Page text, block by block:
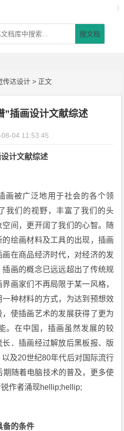
|
搜文档
传达设计 > 正文
”插画设计文献综述
04 11:53:45
计文献综述
画被广泛地用于社会的各个领
我们的视野，丰富了我们的头
间，更开阔了我们的心智。随
绘画材料及工具的出现，插画
在商品经济时代，对经济的发
画的概念已远远超出了传统规
画家们不再局限于某一风格，
种材料的方式，为达到预想效
使插画艺术的发展获得了更为
。在中国，插画虽然发展的较
．插画经过解放后黑板报、版
及20世纪80年代后对国际流行
随着电脑技术的普及，更多使
作者涌现hellip;hellip;
备的条件